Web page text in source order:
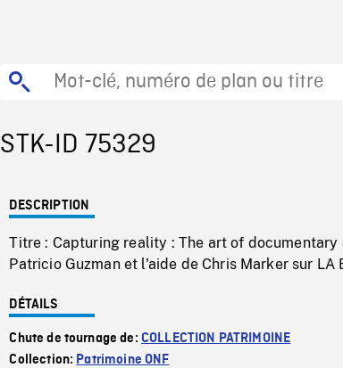
STK-ID 75329
DESCRIPTION
Titre : Capturing reality : The art of documentary
Patricio Guzman et l'aide de Chris Marker sur LA
DÉTAILS
Chute de tournage de: COLLECTION PATRIMOINE
Collection: Patrimoine ONF